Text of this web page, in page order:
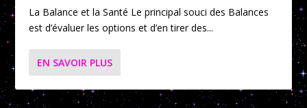
La Balance et la Santé Le principal souci des Balances
est d’évaluer les options et d’en tirer des...
EN SAVOIR PLUS